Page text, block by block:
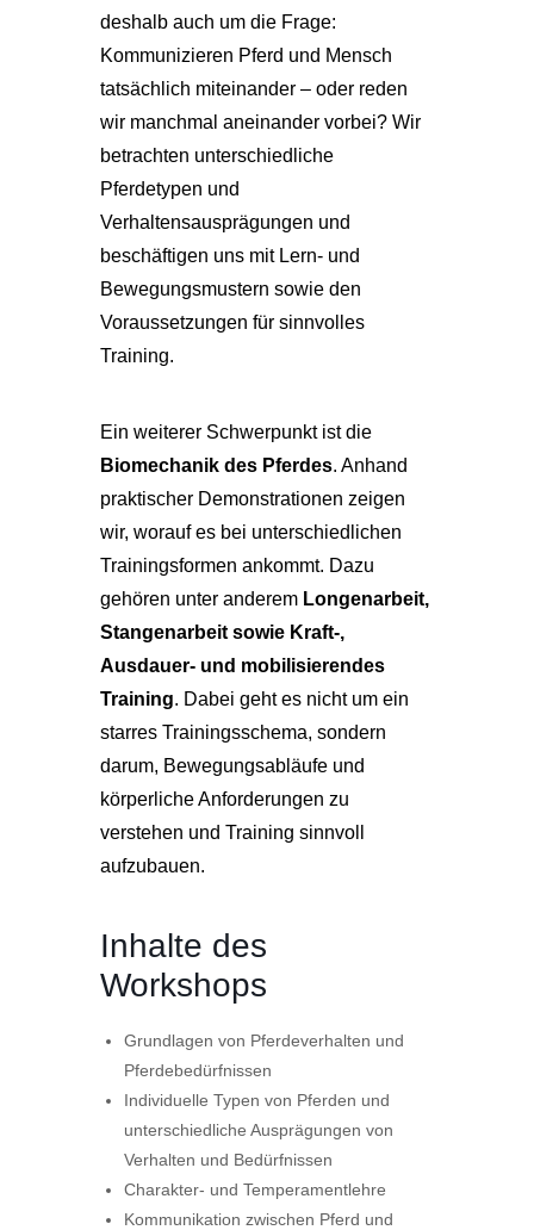
deshalb auch um die Frage:
Kommunizieren Pferd und Mensch
tatsächlich miteinander – oder reden
wir manchmal aneinander vorbei? Wir
betrachten unterschiedliche
Pferdetypen und
Verhaltensausprägungen und
beschäftigen uns mit Lern- und
Bewegungsmustern sowie den
Voraussetzungen für sinnvolles
Training.
Ein weiterer Schwerpunkt ist die
Biomechanik des Pferdes. Anhand
praktischer Demonstrationen zeigen
wir, worauf es bei unterschiedlichen
Trainingsformen ankommt. Dazu
gehören unter anderem Longenarbeit,
Stangenarbeit sowie Kraft-,
Ausdauer- und mobilisierendes
Training. Dabei geht es nicht um ein
starres Trainingsschema, sondern
darum, Bewegungsabläufe und
körperliche Anforderungen zu
verstehen und Training sinnvoll
aufzubauen.
Inhalte des
Workshops
Grundlagen von Pferdeverhalten und
Pferdebedürfnissen
Individuelle Typen von Pferden und
unterschiedliche Ausprägungen von
Verhalten und Bedürfnissen
Charakter- und Temperamentlehre
Kommunikation zwischen Pferd und